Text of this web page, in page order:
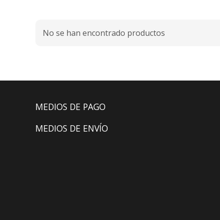
No se han encontrado productos
MEDIOS DE PAGO
MEDIOS DE ENVÍO